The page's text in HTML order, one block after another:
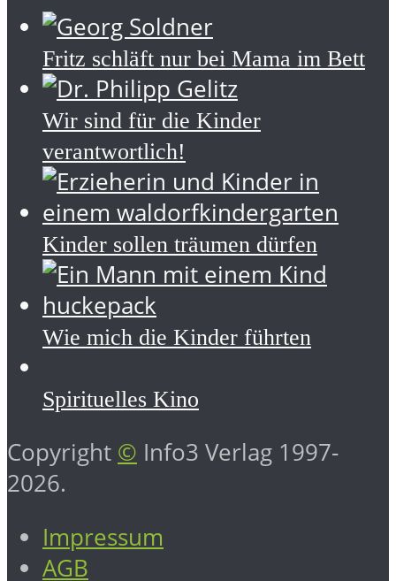
Fritz schläft nur bei Mama im Bett
Wir sind für die Kinder
verantwortlich!
Kinder sollen träumen dürfen
Wie mich die Kinder führten
Spirituelles Kino
Copyright © Info3 Verlag 1997-
2026.
Impressum
AGB